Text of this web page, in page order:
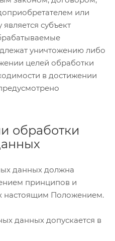
или
субъект
уничтожению либо
целей обработки
в достижении
обработки
данных должна
принципов и
настоящим Положением.
данных допускается в